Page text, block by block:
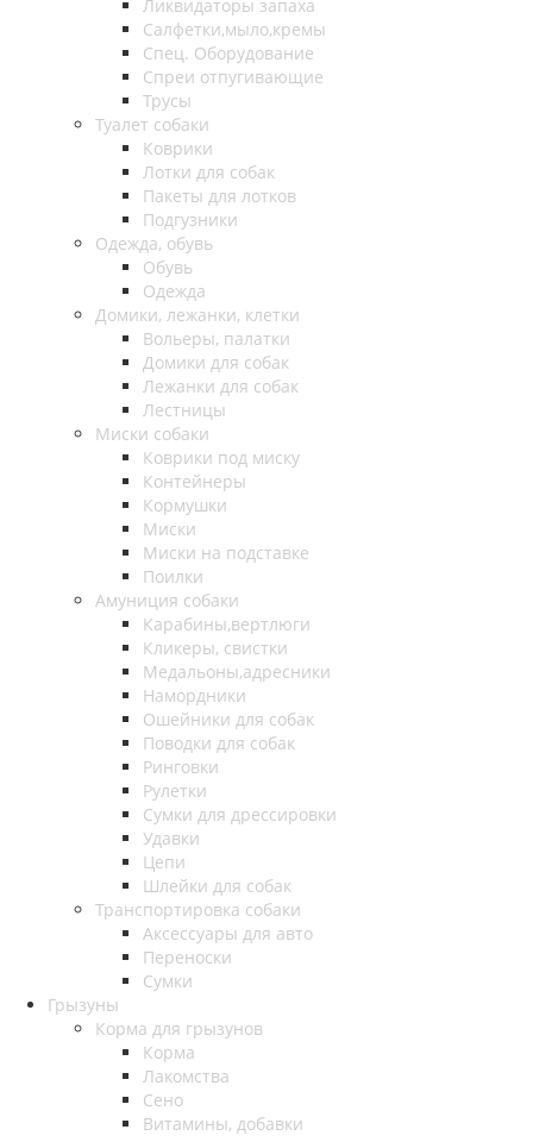
Ликвидаторы запаха
Салфетки,мыло,кремы
Спец. Оборудование
Спреи отпугивающие
Трусы
Туалет собаки
Коврики
Лотки для собак
Пакеты для лотков
Подгузники
Одежда, обувь
Обувь
Одежда
Домики, лежанки, клетки
Вольеры, палатки
Домики для собак
Лежанки для собак
Лестницы
Миски собаки
Коврики под миску
Контейнеры
Кормушки
Миски
Миски на подставке
Поилки
Амуниция собаки
Карабины,вертлюги
Кликеры, свистки
Медальоны,адресники
Намордники
Ошейники для собак
Поводки для собак
Ринговки
Рулетки
Сумки для дрессировки
Удавки
Цепи
Шлейки для собак
Транспортировка собаки
Аксессуары для авто
Переноски
Сумки
Грызуны
Корма для грызунов
Корма
Лакомства
Сено
Витамины, добавки